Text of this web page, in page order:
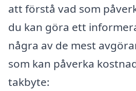
att förstå vad som
du kan göra ett
några av de mest
som kan påverka
takbyte: